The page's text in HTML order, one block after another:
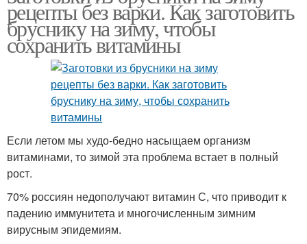
рецепты без варки. Как заготовить
бруснику на зиму, чтобы
сохранить витамины
Если летом мы худо-бедно насыщаем организм
витаминами, то зимой эта проблема встает в полный
рост.
70% россиян недополучают витамин С, что приводит к
падению иммунитета и многочисленным зимним
вирусным эпидемиям.